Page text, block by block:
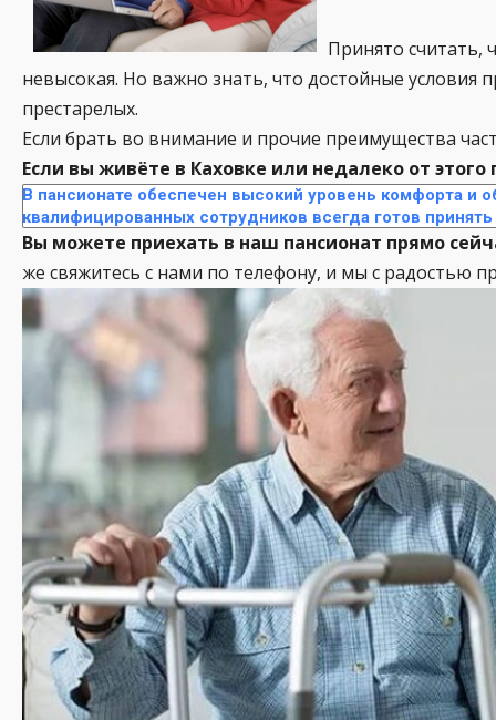
Принято считать,
невысокая. Но важно знать, что достойные
престарелых.
Если брать во внимание и прочие преимущества
Если вы живёте в Каховке или недалеко от
В пансионате обеспечен высокий уровень комфорта и
квалифицированных сотрудников всегда готов
Вы можете приехать в наш пансионат прямо
же свяжитесь с нами по телефону, и мы с